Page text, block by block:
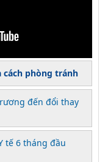
cách phòng tránh
đến đổi thay
tế 6 tháng đầu